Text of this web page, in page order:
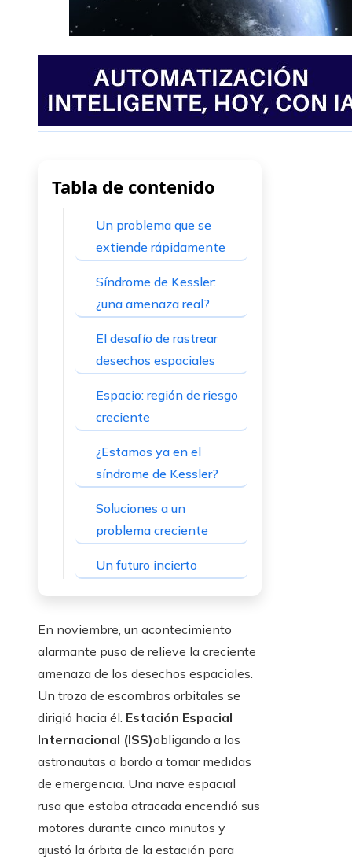
Tabla de contenido
Un problema que se
extiende rápidamente
Síndrome de Kessler:
¿una amenaza real?
El desafío de rastrear
desechos espaciales
Espacio: región de riesgo
creciente
¿Estamos ya en el
síndrome de Kessler?
Soluciones a un
problema creciente
Un futuro incierto
En noviembre, un acontecimiento
alarmante puso de relieve la creciente
amenaza de los desechos espaciales.
Un trozo de escombros orbitales se
dirigió hacia él. Estación Espacial
Internacional (ISS)obligando a los
astronautas a bordo a tomar medidas
de emergencia. Una nave espacial
rusa que estaba atracada encendió sus
motores durante cinco minutos y
ajustó la órbita de la estación para